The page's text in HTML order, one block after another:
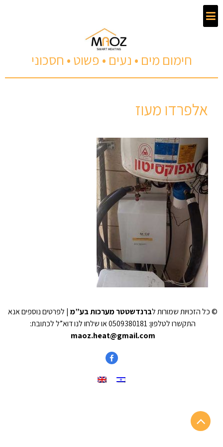
חימום מים • נעים • פשוט • חסכוני
אלפרדו מעוז
© כל הזכויות שמורות לברנדשטטר מערכות בע”מ | לפרטים נוספים אנא
התקשרו לטלפון: 0509380181 או שלחו לנו דוא”ל לכתובת:
maoz.heat@gmail.com